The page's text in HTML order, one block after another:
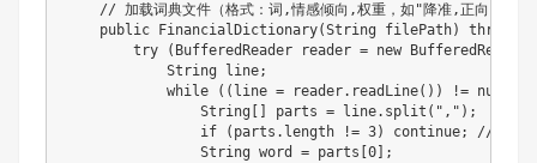
// 加载词典文件（格式：词,情感倾向,权重，如"降准,正向,20"）
public
FinancialDictionary(String filePath) throws
try
( BufferedReader reader = new BufferedReader
String line;
while
( ( line = reader. readLine( ) ) != null
String
parts = line. split ( "," ) ;
if
( parts . length != 3) continue;
// 跳过
String word = parts 0
;